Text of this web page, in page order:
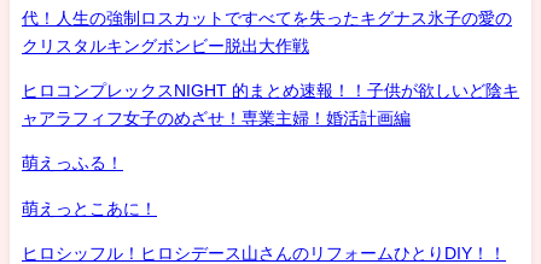
代！人生の強制ロスカットですべてを失ったキグナス氷子の愛の
クリスタルキングボンビー脱出大作戦
ヒロコンプレックスNIGHT 的まとめ速報！！子供が欲しいど陰キ
ャアラフィフ女子のめざせ！専業主婦！婚活計画編
萌えっふる！
萌えっとこあに！
ヒロシッフル！ヒロシデース山さんのリフォームひとりDIY！！